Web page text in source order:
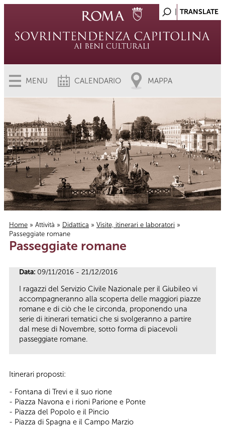
MENU CALENDARIO MAPPA
Tu sei qui
Home » Attività » Didattica » Visite, itinerari e laboratori »
Passeggiate romane
Passeggiate romane
Data: 09/11/2016 - 21/12/2016
I ragazzi del Servizio Civile Nazionale per il Giubileo vi
accompagneranno alla scoperta delle maggiori piazze
romane e di ciò che le circonda, proponendo una
serie di itinerari tematici che si svolgeranno a partire
dal mese di Novembre, sotto forma di piacevoli
passeggiate romane.
Itinerari proposti:
- Fontana di Trevi e il suo rione
- Piazza Navona e i rioni Parione e Ponte
- Piazza del Popolo e il Pincio
- Piazza di Spagna e il Campo Marzio